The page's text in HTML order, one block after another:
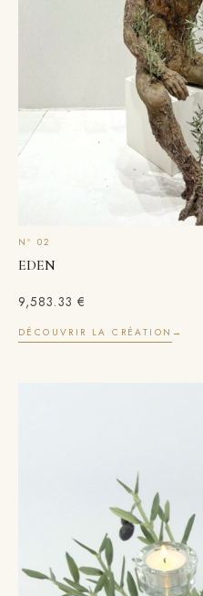
EDEN
9,583.33 €
DÉCOUVRIR LA CRÉATION →